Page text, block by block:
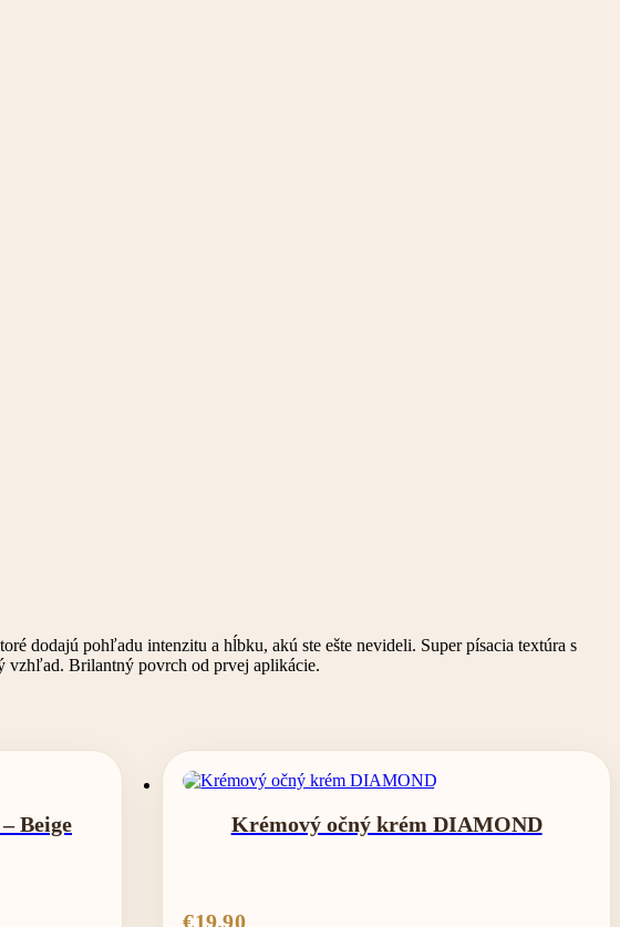
dodajú pohľadu intenzitu a hĺbku, akú ste ešte nevideli. Super písacia textúra s
vzhľad. Brilantný povrch od prvej aplikácie.
Beige Krémový očný krém DIAMOND
€19.90